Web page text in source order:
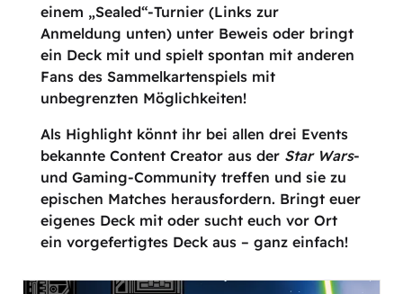
einem „Sealed“-Turnier (Links zur
Anmeldung unten) unter Beweis oder bringt
ein Deck mit und spielt spontan mit anderen
Fans des Sammelkartenspiels mit
unbegrenzten Möglichkeiten!
Als Highlight könnt ihr bei allen drei Events
bekannte Content Creator aus der Star Wars-
und Gaming-Community treffen und sie zu
epischen Matches herausfordern. Bringt euer
eigenes Deck mit oder sucht euch vor Ort
ein vorgefertigtes Deck aus – ganz einfach!